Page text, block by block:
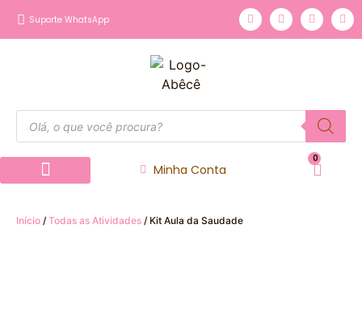
Suporte WhatsApp
Minha Conta
0
Início / Todas as Atividades / Kit Aula da Saudade